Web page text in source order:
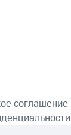
соглашение